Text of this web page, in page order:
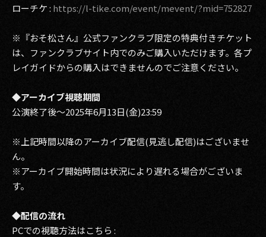
ローチケ : https://l-tike.com/event/mevent/?mid=752827
※『おそ松さん』公式ファンクラブ限定の特典付きチケット
は、ファンクラブサイト内でのみご購入いただけます。各プ
レイガイドからの購入はできませんのでご注意ください。
◆アーカイブ視聴期間
公演終了後～2025年6月13日(金)23:59
※上記時間以降のアーカイブ配信(見逃し配信)はございませ
ん。
※アーカイブ開始時間は状況により遅れる場合がございま
す。
◆配信の流れ
PCでの視聴方法はこちら :